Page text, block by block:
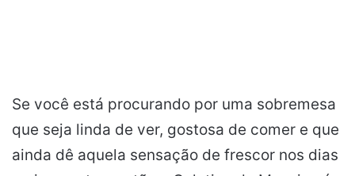
Se você está procurando por uma sobremesa
que seja linda de ver, gostosa de comer e que
ainda dê aquela sensação de frescor nos dias